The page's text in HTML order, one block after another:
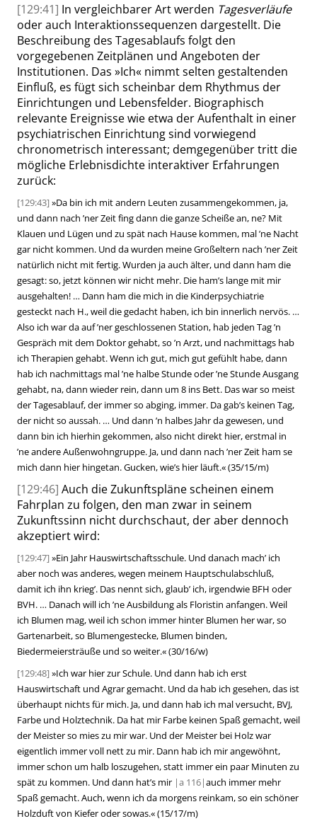
[129:41] In vergleichbarer Art werden Tagesverläufe
oder auch Interaktionssequenzen dargestellt. Die
Beschreibung des Tagesablaufs folgt den
vorgegebenen Zeitplänen und Angeboten der
Institutionen. Das »Ich« nimmt selten gestaltenden
Einfluß, es fügt sich scheinbar dem Rhythmus der
Einrichtungen und Lebensfelder. Biographisch
relevante Ereignisse wie etwa der Aufenthalt in einer
psychiatrischen Einrichtung sind vorwiegend
chronometrisch interessant; demgegenüber tritt die
mögliche Erlebnisdichte interaktiver Erfahrungen
zurück:
[129:43]»Da bin ich mit andern Leuten zusammengekommen, ja,
und dann nach ’ner Zeit fing dann die ganze Scheiße an, ne? Mit
Klauen und Lügen und zu spät nach Hause kommen, mal ’ne Nacht
gar nicht kommen. Und da wurden meine Großeltern nach ’ner Zeit
natürlich nicht mit fertig. Wurden ja auch älter, und dann ham die
gesagt: so, jetzt können wir nicht mehr. Die ham’s lange mit mir
ausgehalten! … Dann ham die mich in die Kinderpsychiatrie
gesteckt nach H., weil die gedacht haben, ich bin innerlich nervös. …
Also ich war da auf ’ner geschlossenen Station, hab jeden Tag ’n
Gespräch mit dem Doktor gehabt, so ’n Arzt, und nachmittags hab
ich Therapien gehabt. Wenn ich gut, mich gut gefühlt habe, dann
hab ich nachmittags mal ’ne halbe Stunde oder ’ne Stunde Ausgang
gehabt, na, dann wieder rein, dann um 8 ins Bett. Das war so meist
der Tagesablauf, der immer so abging, immer. Da gab’s keinen Tag,
der nicht so aussah. … Und dann ’n halbes Jahr da gewesen, und
dann bin ich hierhin gekommen, also nicht direkt hier, erstmal in
’ne andere Außenwohngruppe. Ja, und dann nach ’ner Zeit ham se
mich dann hier hingetan. Gucken, wie’s hier läuft.«(35/15/m)
[129:46] Auch die Zukunftspläne scheinen einem
Fahrplan zu folgen, den man zwar in seinem
Zukunftssinn nicht durchschaut, der aber dennoch
akzeptiert wird:
[129:47]»Ein Jahr Hauswirtschaftsschule. Und danach mach’ ich
aber noch was anderes, wegen meinem Hauptschulabschluß,
damit ich ihn krieg’. Das nennt sich, glaub’ ich, irgendwie BFH oder
BVH. … Danach will ich ’ne Ausbildung als Floristin anfangen. Weil
ich Blumen mag, weil ich schon immer hinter Blumen her war, so
Gartenarbeit, so Blumengestecke, Blumen binden,
Biedermeiersträuße und so weiter.«(30/16/w)
[129:48]»Ich war hier zur Schule. Und dann hab ich erst
Hauswirtschaft und Agrar gemacht. Und da hab ich gesehen, das ist
überhaupt nichts für mich. Ja, und dann hab ich mal versucht, BVJ,
Farbe und Holztechnik. Da hat mir Farbe keinen Spaß gemacht, weil
der Meister so mies zu mir war. Und der Meister bei Holz war
eigentlich immer voll nett zu mir. Dann hab ich mir angewöhnt,
immer schon um halb loszugehen, statt immer ein paar Minuten zu
spät zu kommen. Und dann hat’s mir |a 116|auch immer mehr
Spaß gemacht. Auch, wenn ich da morgens reinkam, so ein schöner
Holzduft von Kiefer oder sowas.«(15/17/m)